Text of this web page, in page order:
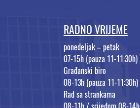
RADNO VRIJEME
ponedeljak – petak
07-15h (pauza 11-11:30h)
Građanski biro
08-13h (pauza 11-11:30h)
Rad sa strankama